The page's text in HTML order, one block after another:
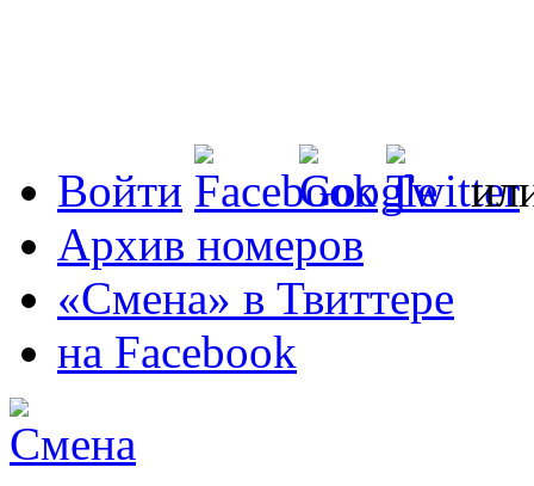
Войти
Архив номеров
«Смена» в Твиттере
на Facebook